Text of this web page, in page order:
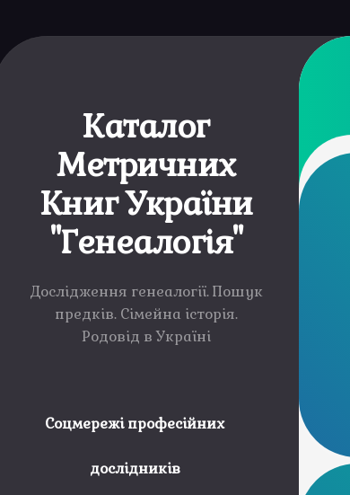
Каталог
Метричних
Книг України
"Генеалогія"
Дослідження генеалогії. Пошук
предків. Сімейна історія.
Родовід в Україні
Соцмережі професійних
дослідників